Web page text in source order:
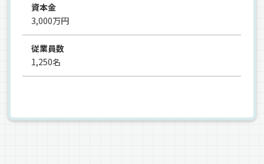
資本金
3,000万円
従業員数
1,250名